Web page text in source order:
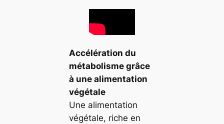
Accélération du
métabolisme grâce
à une alimentation
végétale
Une alimentation
végétale, riche en